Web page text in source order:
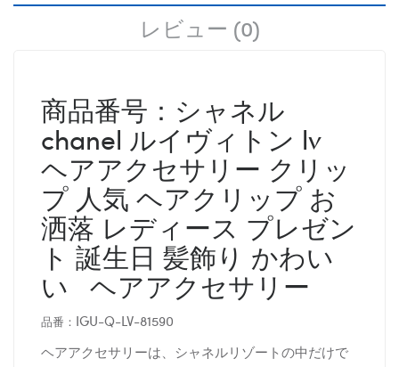
レビュー (0)
商品番号：シャネル
chanel ルイヴィトン lv
ヘアアクセサリー クリッ
プ 人気 ヘアクリップ お
洒落 レディース プレゼン
ト 誕生日 髪飾り かわい
い ヘアアクセサリー
品番： IGU-Q-LV-81590
ヘアアクセサリーは、シャネルリゾートの中だけで